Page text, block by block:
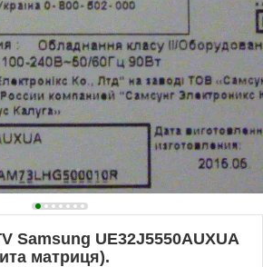
Samsung UE32J5550AUXUA
матриця).